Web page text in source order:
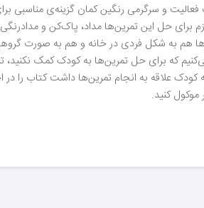
فعالیت و سرگرمی رنگین کمان گزینه‌ی
لازم برای حل این تمرین‌ها مداد، پاک‌کن و
هم به شکل فردی در خانه و هم به صورت
که برای حل تمرین‌ها به کودک کمک نکنید،
کودک علاقه به انجام تمرین‌ها داشت کتاب را در
موکول کنید.